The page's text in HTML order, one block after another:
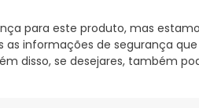
para este produto, mas
informações de segurança
disso, se desejares, também